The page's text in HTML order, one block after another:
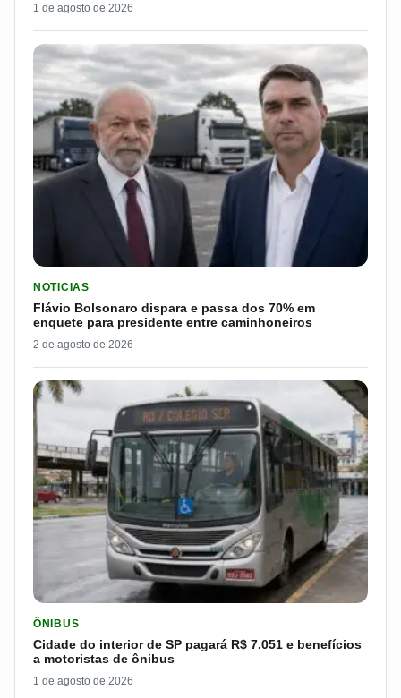
1 de agosto de 2026
NOTICIAS
Flávio Bolsonaro dispara e passa dos 70% em
enquete para presidente entre caminhoneiros
2 de agosto de 2026
ÔNIBUS
Cidade do interior de SP pagará R$ 7.051 e benefícios
a motoristas de ônibus
1 de agosto de 2026